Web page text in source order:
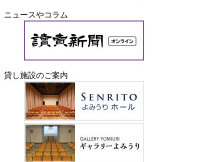
ニュースやコラム
貸し施設のご案内